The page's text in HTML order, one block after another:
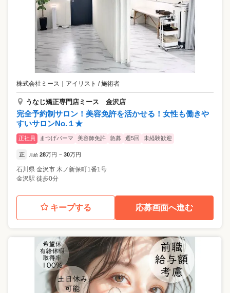
株式会社ミース ｜ アイリスト / 施術者
うなじ矯正専門店ミース 金沢店
完全予約制サロン！美容免許を活かせる！女性も働きや
すいサロンNo.１★
正社員 まつげパーマ 美容師免許 急募 週5回 未経験歓迎
正 月給 28万円 ~ 30万円
石川県 金沢市 木ノ新保町1番1号
金沢駅 徒歩0分
キープする 応募画面へ進む